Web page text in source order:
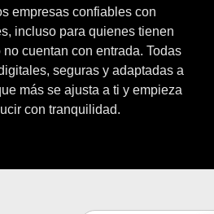
empresas confiables con
incluso para quienes tienen
cuentan con entrada. Todas
seguras y adaptadas a
más se ajusta a ti y empieza
con tranquilidad.